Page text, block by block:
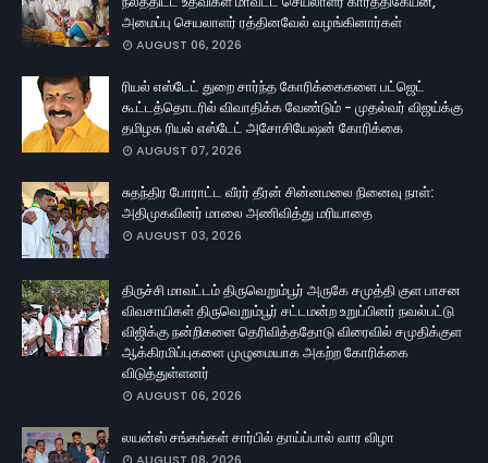
அமைப்பு செயலாளர் ரத்தினவேல் வழங்கினார்கள்
AUGUST 06, 2026
ரியல் எஸ்டேட் துறை சார்ந்த கோரிக்கைகளை பட்ஜெட்
கூட்டத்தொடரில் விவாதிக்க வேண்டும் - முதல்வர் விஜய்க்கு
தமிழக ரியல் எஸ்டேட் அசோசியேஷன் கோரிக்கை
AUGUST 07, 2026
சுதந்திர போராட்ட வீரர் தீரன் சின்னமலை நினைவு நாள்:
அதிமுகவினர் மாலை அணிவித்து மரியாதை
AUGUST 03, 2026
திருச்சி மாவட்டம் திருவெறும்பூர் அருகே சமுத்தி குள பாசன
விவசாயிகள் திருவெறும்பூர் சட்டமன்ற உறுப்பினர் நவல்பட்டு
விஜிக்கு நன்றிகளை தெரிவித்ததோடு விரைவில் சமுதிக்குள
ஆக்கிரமிப்புகளை முழுமையாக அகற்ற கோரிக்கை
விடுத்துள்ளனர்
AUGUST 06, 2026
லயன்ஸ் சங்கங்கள் சார்பில் தாய்ப்பால் வார விழா